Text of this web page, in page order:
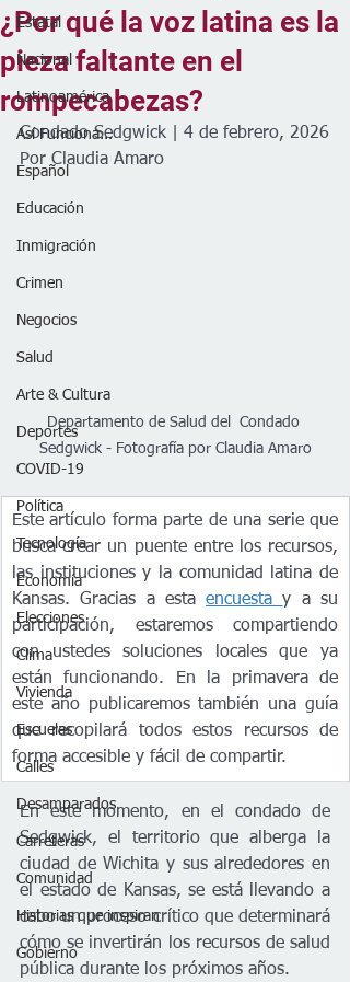
Estatal
Nacional
Latinoamérica
Así Funciona...
Español
Educación
Inmigración
Crimen
Negocios
Salud
Arte & Cultura
Deportes
COVID-19
Política
Tecnología
Economía
Elecciones
Clima
Vivienda
Escuelas
Calles
Desamparados
Carreteras
Comunidad
Historias que inspiran
Gobierno
¿Por qué la voz latina es la
pieza faltante en el
rompecabezas?
Condado Sedgwick | 4 de febrero, 2026
Por Claudia Amaro
Departamento de Salud del  Condado
Sedgwick - Fotografía por Claudia Amaro
Este artículo forma parte de una serie que
busca crear un puente entre los recursos,
las instituciones y la comunidad latina de
Kansas. Gracias a esta encuesta y a su
participación, estaremos compartiendo
con ustedes soluciones locales que ya
están funcionando. En la primavera de
este año publicaremos también una guía
que recopilará todos estos recursos de
forma accesible y fácil de compartir.
En este momento, en el condado de
Sedgwick, el territorio que alberga la
ciudad de Wichita y sus alrededores en
el estado de Kansas, se está llevando a
cabo un proceso crítico que determinará
cómo se invertirán los recursos de salud
pública durante los próximos años.